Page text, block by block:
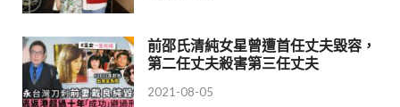
前邵氏清純女星曾遭首任丈夫毀容，
第二任丈夫殺害第三任丈夫
2021-08-05